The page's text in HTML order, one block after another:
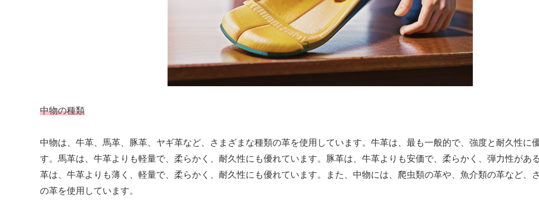
中物の種類
中物は、牛革、馬革、豚革、ヤギ革など、さまざまな種類の革を使用しています。牛革は、最も一般的で、強度と耐久性に
す。馬革は、牛革よりも軽量で、柔らかく、耐久性にも優れています。豚革は、牛革よりも安価で、柔らかく、弾力性があ
革は、牛革よりも薄く、軽量で、柔らかく、耐久性にも優れています。また、中物には、爬虫類の革や、魚介類の革など、
の革を使用しています。